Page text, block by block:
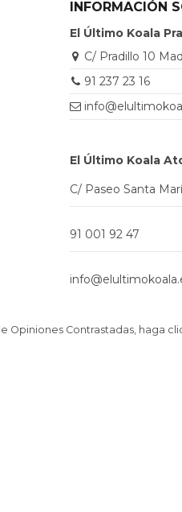
INFORMACIÓN
El Último Koala
C/ Pradillo 10
91 237 23 16
El Último Koala
C/ Paseo Santa
91 001 92 47
Opiniones Contrastadas, haga